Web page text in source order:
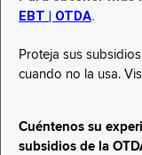
EBT | OTDA.
Proteja sus
cuando no la usa.
Cuéntenos su
subsidios de la